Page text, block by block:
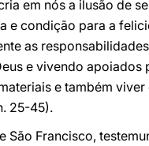
em nós a ilusão de
condição para a
as
e vivendo apoiados
e também
25-45).
São Francisco,